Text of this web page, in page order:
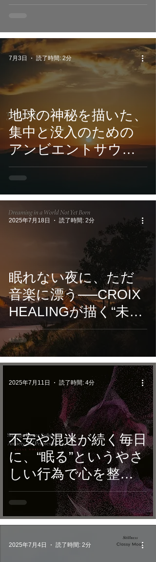
ア」から生まれた
波数ヒーリングアル
バム『World with
Relief and Silence』7
月17日配信開始
地球の神秘を描いた、
集中と没入のための
アンビエントサウン
ド。CROIX
HEALING『
TerranovaPulse -
HiddenMantles 』7月
7月3日 読了時間: 2分
眠れない夜に、ただ
音楽に漂う──CROIX
HEALINGが描く“未来
の夢”のサウンドジャ
ーニー。7/18 配信開
始
2025年7月18日 読了時間: 2分
不安や混迷が続く毎日
に、“眠る”というやさ
しい行為で心を整え
る。音楽療法の第一人
者・和合治久監修、
528Hz音楽がそっと支
える夜へ。
2025年7月11日 読了時間: 4分
2025年7月4日 読了時間: 2分